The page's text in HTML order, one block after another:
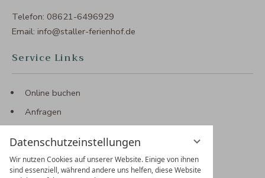
Datenschutzeinstellungen
Wir nutzen Cookies auf unserer Website. Einige von ihnen
sind essenziell, während andere uns helfen, diese Website
Telefon: 08621-6496929
Email: info@staller-ferienhof.de
Service Links
Online buchen
Anfragen